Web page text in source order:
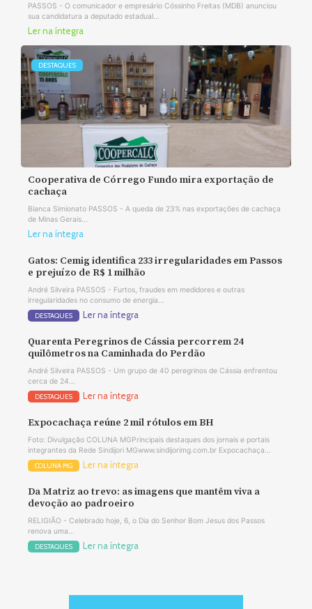
PASSOS - O comunicador e empresário Cóssinho Freitas (MDB) anunciou
sua candidatura a deputado estadual...
Ler na íntegra
DESTAQUES
Cooperativa de Córrego Fundo mira exportação de
cachaça
Bianca Simionato PASSOS - A queda de 23% nas exportações de cachaça
de Minas Gerais...
Ler na íntegra
Gatos: Cemig identifica 233 irregularidades em Passos
e prejuízo de R$ 1 milhão
André Silveira PASSOS - Furtos, fraudes em medidores e outras
irregularidades no consumo de energia...
DESTAQUES Ler na íntegra
Quarenta Peregrinos de Cássia percorrem 24
quilômetros na Caminhada do Perdão
André Silveira PASSOS - Um grupo de 40 peregrinos de Cássia enfrentou
cerca de 24...
DESTAQUES Ler na íntegra
Expocachaça reúne 2 mil rótulos em BH
Foto: Divulgação COLUNA MGPrincipais destaques dos jornais e portais
integrantes da Rede Sindijori MGwww.sindijorimg.com.br Expocachaça...
COLUNA MG Ler na íntegra
Da Matriz ao trevo: as imagens que mantêm viva a
devoção ao padroeiro
RELIGIÃO - Celebrado hoje, 6, o Dia do Senhor Bom Jesus dos Passos
renova uma...
DESTAQUES Ler na íntegra